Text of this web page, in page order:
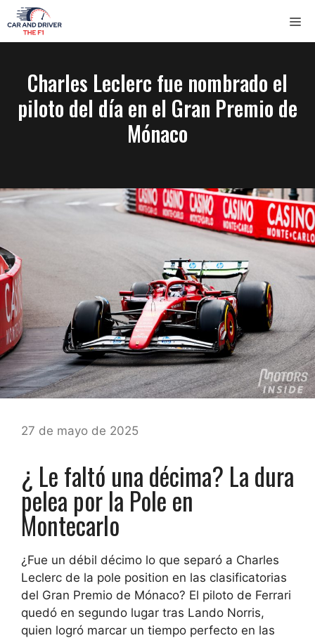
Saltar
al
contenido
Charles Leclerc fue nombrado el
piloto del día en el Gran Premio de
Mónaco
27 de mayo de 2025
¿ Le faltó una décima? La dura
pelea por la Pole en
Montecarlo
¿Fue un débil décimo lo que separó a Charles
Leclerc de la pole position en las clasificatorias
del Gran Premio de Mónaco? El piloto de Ferrari
quedó en segundo lugar tras Lando Norris,
quien logró marcar un tiempo perfecto en las